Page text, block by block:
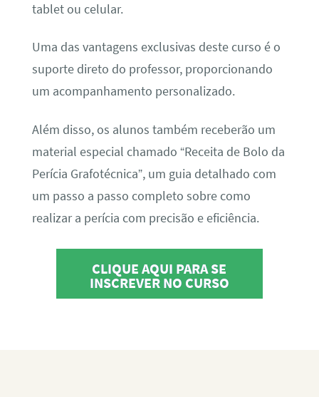
tablet ou celular.
Uma das vantagens exclusivas deste curso é o
suporte direto do professor, proporcionando
um acompanhamento personalizado.
Além disso, os alunos também receberão um
material especial chamado “Receita de Bolo da
Perícia Grafotécnica”, um guia detalhado com
um passo a passo completo sobre como
realizar a perícia com precisão e eficiência.
CLIQUE AQUI PARA SE
INSCREVER NO CURSO